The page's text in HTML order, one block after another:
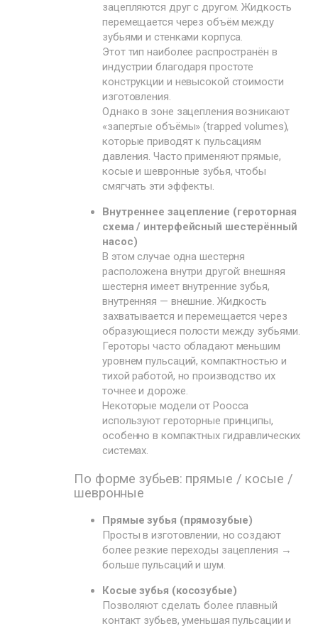
зацепляются друг с другом. Жидкость
перемещается через объём между
зубьями и стенками корпуса.
Этот тип наиболее распространён в
индустрии благодаря простоте
конструкции и невысокой стоимости
изготовления.
Однако в зоне зацепления возникают
«запертые объёмы» (trapped volumes),
которые приводят к пульсациям
давления. Часто применяют прямые,
косые и шевронные зубья, чтобы
смягчать эти эффекты.
Внутреннее зацепление (героторная
схема / интерфейсный шестерённый
насос)
В этом случае одна шестерня
расположена внутри другой: внешняя
шестерня имеет внутренние зубья,
внутренняя — внешние. Жидкость
захватывается и перемещается через
образующиеся полости между зубьями.
Героторы часто обладают меньшим
уровнем пульсаций, компактностью и
тихой работой, но производство их
точнее и дороже.
Некоторые модели от Poocca
используют героторные принципы,
особенно в компактных гидравлических
системах.
По форме зубьев: прямые / косые /
шевронные
Прямые зубья (прямозубые)
Просты в изготовлении, но создают
более резкие переходы зацепления →
больше пульсаций и шум.
Косые зубья (косозубые)
Позволяют сделать более плавный
контакт зубьев, уменьшая пульсации и